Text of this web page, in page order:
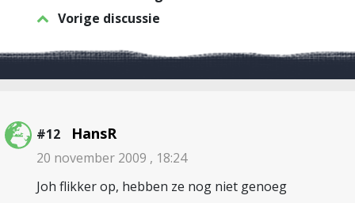
Vorige discussie
#12 HansR
20 november 2009 , 18:24
Joh flikker op, hebben ze nog niet genoeg